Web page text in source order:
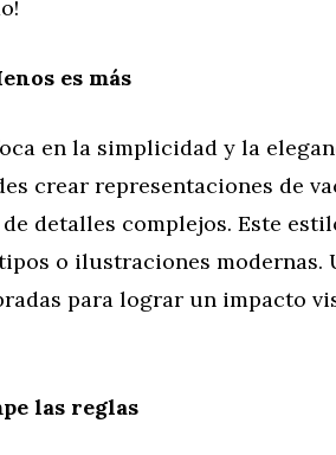
es más
en la simplicidad y la
crear representaciones de
detalles complejos. Este
o ilustraciones
para lograr un impacto
las reglas